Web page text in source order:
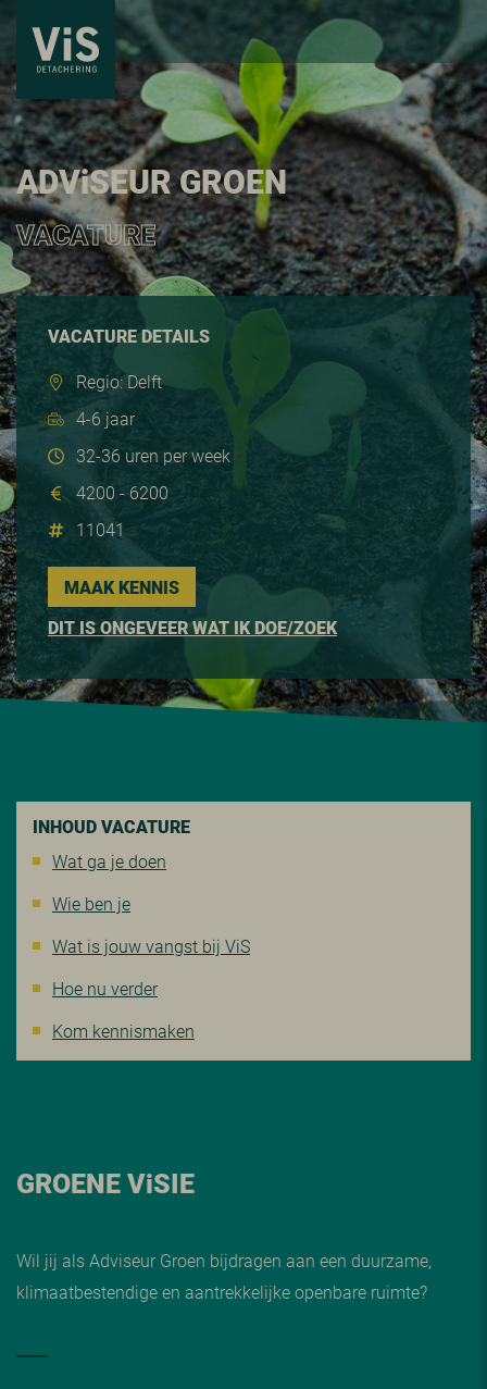
ADViSEUR GROEN
VACATURE
VACATURE DETAILS
Regio: Delft
4-6 jaar
32-36 uren per week
4200 - 6200
11041
MAAK KENNIS
DIT IS ONGEVEER WAT IK DOE/ZOEK
INHOUD VACATURE
Wat ga je doen
Wie ben je
Wat is jouw vangst bij ViS
Hoe nu verder
Kom kennismaken
GROENE ViSIE
Wil jij als Adviseur Groen bijdragen aan een duurzame,
klimaatbestendige en aantrekkelijke openbare ruimte?